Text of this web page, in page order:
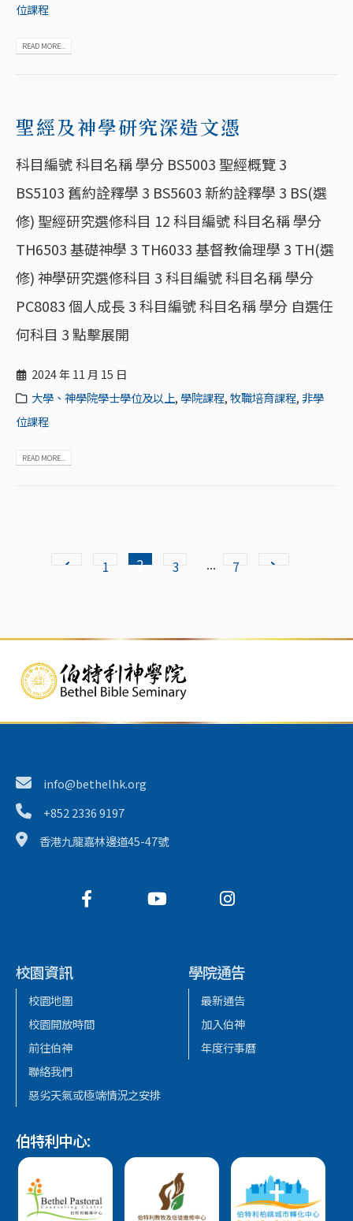
位課程
READ MORE...
聖經及神學研究深造文憑
科目編號 科目名稱 學分 BS5003 聖經概覽 3
BS5103 舊約詮釋學 3 BS5603 新約詮釋學 3 BS(選
修) 聖經研究選修科目 12 科目編號 科目名稱 學分
TH6503 基礎神學 3 TH6033 基督教倫理學 3 TH(選
修) 神學研究選修科目 3 科目編號 科目名稱 學分
PC8083 個人成長 3 科目編號 科目名稱 學分 自選任
何科目 3 點擊展開
2024 年 11 月 15 日
大學、神學院學士學位及以上, 學院課程,牧職培育課程,非學
位課程
READ MORE...
1 2 3 ... 7
info@bethelhk.org
+852 2336 9197
香港九龍嘉林邊道45-47號
校園資訊
校園地圖
校園開放時間
前往伯神
聯絡我們
惡劣天氣或極端情況之安排
學院通告
最新通告
加入伯神
年度行事曆
伯特利中心: